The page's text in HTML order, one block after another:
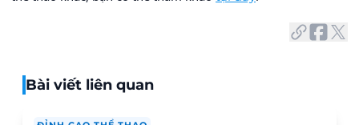
Bài viết liên quan